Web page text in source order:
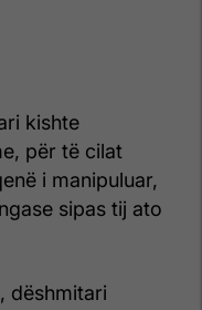
kishte
për të cilat
i manipuluar,
sipas tij ato
dëshmitari